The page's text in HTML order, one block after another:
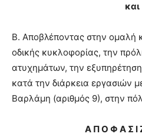
και
Β. Αποβλέποντας στην ομαλή
οδικής κυκλοφορίας, την
ατυχημάτων, την
κατά την διάρκεια εργασιών
Βαρλάμη (αριθμός 9), στην
Α Π Ο Φ Α Σ Ι